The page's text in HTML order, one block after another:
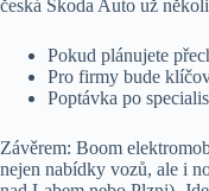
česká Škoda Auto už
Pokud plánujete
Pro firmy bude
Poptávka po
Závěrem: Boom
nejen nabídky vozů, ale i